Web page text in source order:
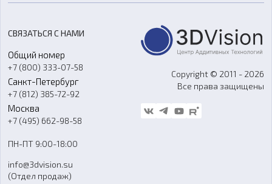
Оборудование и материалы для вакуумного литья
Аксессуары и прочее оборудование
Программное обеспечение
Ремонт и услуги
О компании
Контакты
Гос. закупки
Стать дилером
Блог
FAQ
СВЯЗАТЬСЯ С НАМИ
Общий номер
+7 (800) 333-07-58
Санкт-Петербург
+7 (812) 385-72-92
Москва
+7 (495) 662-98-58
ПН-ПТ 9:00-18:00
info@3dvision.su
(Отдел продаж)
Copyright © 2011 - 2026
Все права защищены